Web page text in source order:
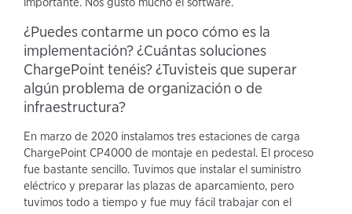
¿Puedes contarme un poco cómo es la
implementación? ¿Cuántas soluciones
ChargePoint tenéis? ¿Tuvisteis que superar
algún problema de organización o de
infraestructura?
En marzo de 2020 instalamos tres estaciones de carga
ChargePoint CP4000 de montaje en pedestal. El proceso
fue bastante sencillo. Tuvimos que instalar el suministro
eléctrico y preparar las plazas de aparcamiento, pero
tuvimos todo a tiempo y fue muy fácil trabajar con el